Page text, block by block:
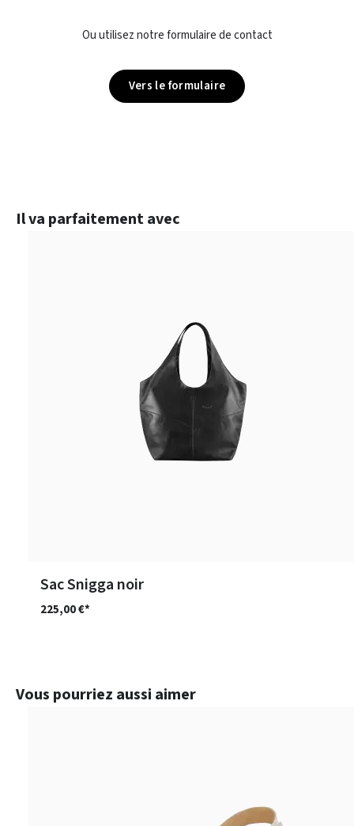
Ou utilisez notre formulaire de contact
Vers le formulaire
Ignorer la galerie de produits
Il va parfaitement avec
Sac Snigga noir
225,00 €*
Ignorer la galerie de produits
Vous pourriez aussi aimer